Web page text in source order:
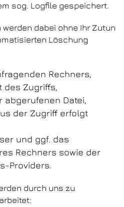
sog. Logfile gespeichert.
dabei ohne Ihr Zutun
Löschung
Rechners,
des Zugriffs,
abgerufenen Datei,
der Zugriff erfolgt
und ggf. das
Rechners sowie der
Providers.
durch uns zu